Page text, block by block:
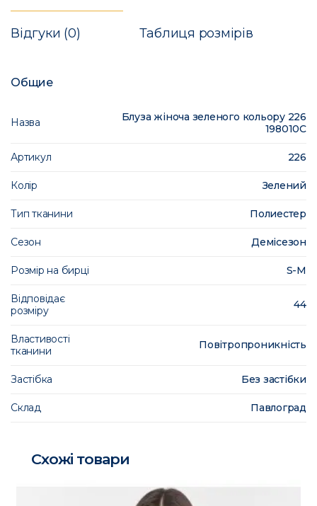
Відгуки (0) Таблиця розмірів
Общие
Назва
Блуза жіноча зеленого кольору 226
198010C
Артикул 226
Колір Зелений
Тип тканини Полиестер
Сезон Демісезон
Розмір на бирці S-M
Відповідає
розміру
44
Властивості
тканини
Повітропроникність
Застібка Без застібки
Склад Павлоград
Схожі товари